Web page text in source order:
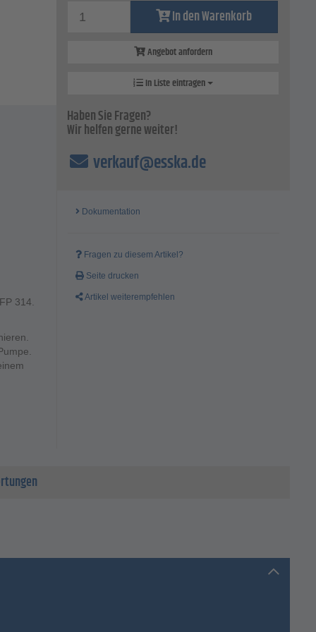
314.
In den Warenkorb
Angebot anfordern
In Liste eintragen
Haben Sie Fragen?
Wir helfen gerne weiter!
verkauf@esska.de
Dokumentation
Fragen zu diesem Artikel?
Seite drucken
Artikel weiterempfehlen